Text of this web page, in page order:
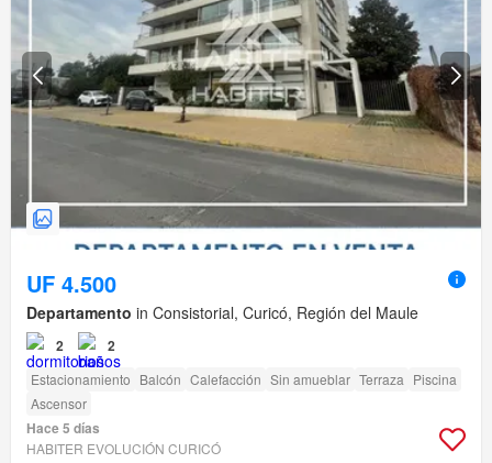
UF 4.500
Departamento in Consistorial, Curicó, Región del Maule
2 2
Estacionamiento Balcón Calefacción Sin amueblar Terraza Piscina
Ascensor
Hace 5 días
HABITER EVOLUCIÓN CURICÓ